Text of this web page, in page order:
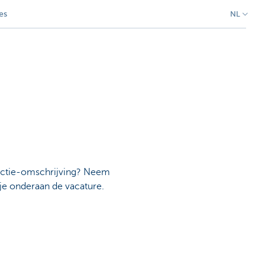
NL
omschrijving? Neem
onderaan de vacature.